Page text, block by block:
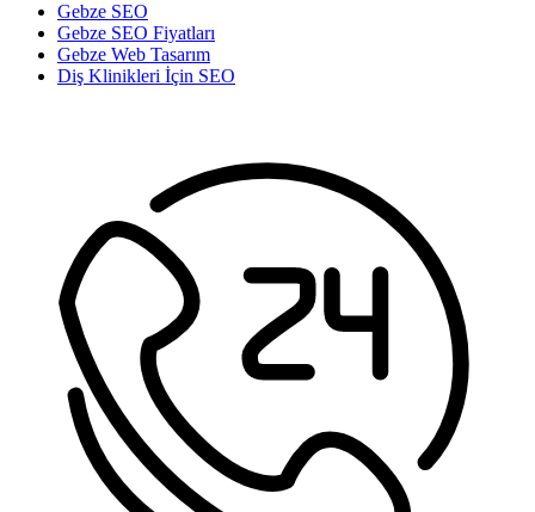
Gebze SEO
Gebze SEO Fiyatları
Gebze Web Tasarım
Diş Klinikleri İçin SEO